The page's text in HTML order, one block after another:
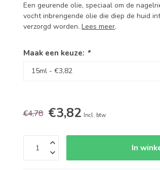
Een geurende olie, speciaal om de
vocht inbrengende olie die diep de huid
verzorgd worden.Lees meer.
Maak een keuze: *
€4,78 €3,82 Incl. btw
In